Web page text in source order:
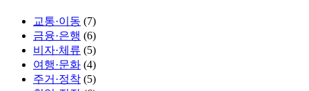
교통·이동 (7)
금융·은행 (6)
비자·체류 (5)
여행·문화 (4)
주거·정착 (5)